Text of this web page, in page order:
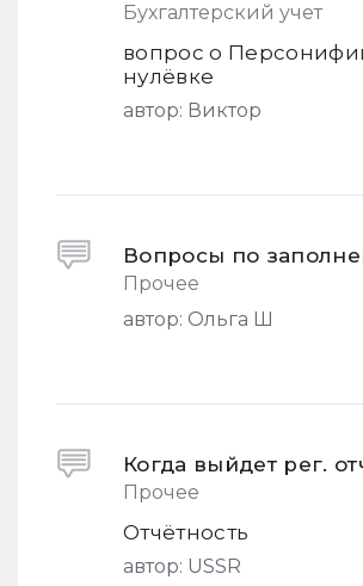
Бухгалтерский учет
вопрос о
нулёвке
автор: Виктор
Вопросы по
Прочее
автор: Ольга Ш
Когда выйдет рег.
Прочее
Отчётность
автор: USSR